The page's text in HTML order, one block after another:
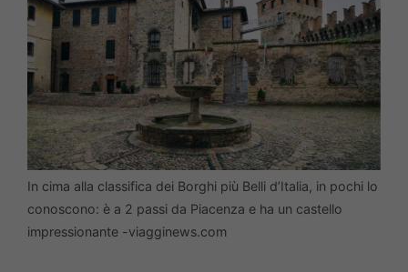
In cima alla classifica dei Borghi più Belli d’Italia, in pochi lo
conoscono: è a 2 passi da Piacenza e ha un castello
impressionante -viagginews.com